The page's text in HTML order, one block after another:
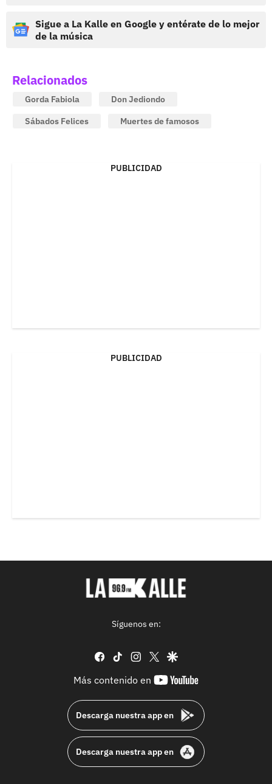
Sigue a La Kalle en Google y entérate de lo mejor
de la música
Relacionados
Gorda Fabiola
Don Jediondo
Sábados Felices
Muertes de famosos
PUBLICIDAD
PUBLICIDAD
Síguenos en:
facebook
tiktok instagram
twittergoogle
Más contenido en
youtube-
Descarga nuestra app en
Descarga nuestra app en